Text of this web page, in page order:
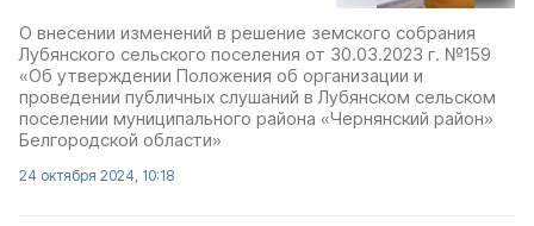
О внесении изменений в решение земского собрания
Лубянского сельского поселения от 30.03.2023 г. №159
«Об утверждении Положения об организации и
проведении публичных слушаний в Лубянском сельском
поселении муниципального района «Чернянский район»
Белгородской области»
24 октября 2024, 10:18